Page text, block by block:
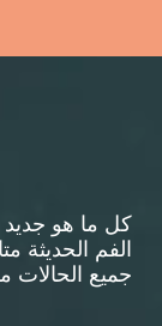
كل ما هو
الفم الحديثة
جميع الحالات